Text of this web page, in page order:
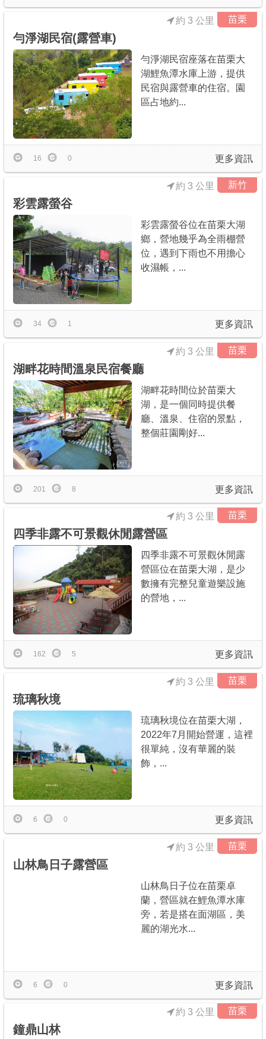
苗栗
約 3 公里
勻淨湖民宿(露營車)
勻淨湖民宿座落在苗栗大
湖鯉魚潭水庫上游，提供
民宿與露營車的住宿。園
區占地約...
更多資訊
16 0
新竹
約 3 公里
彩雲露螢谷
彩雲露螢谷位在苗栗大湖
鄉，營地幾乎為全雨棚營
位，遇到下雨也不用擔心
收濕帳，...
更多資訊
34 1
苗栗
約 3 公里
湖畔花時間溫泉民宿餐廳
湖畔花時間位於苗栗大
湖，是一個同時提供餐
廳、溫泉、住宿的景點，
整個莊園剛好...
更多資訊
201 8
苗栗
約 3 公里
四季非露不可景觀休閒露營區
四季非露不可景觀休閒露
營區位在苗栗大湖，是少
數擁有完整兒童遊樂設施
的營地，...
更多資訊
162 5
苗栗
約 3 公里
琉璃秋境
琉璃秋境位在苗栗大湖，
2022年7月開始營運，這裡
很單純，沒有華麗的裝
飾，...
更多資訊
6 0
苗栗
約 3 公里
山林鳥日子露營區
山林鳥日子位在苗栗卓
蘭，營區就在鯉魚潭水庫
旁，若是搭在面湖區，美
麗的湖光水...
更多資訊
6 0
苗栗
約 3 公里
鐘鼎山林